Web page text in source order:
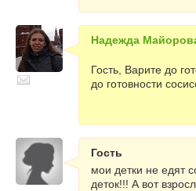
Надежда
Гость, Варите до
до готовности
Гость
мои детки не едят
деток!!! А вот